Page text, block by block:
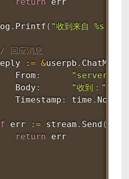
. Printf ( "收到来自 %s 的
回应消息
:= &userpb .
From
: "server"
Body
: "收到："
Timestamp
: time . Now
err := stream . Send (
return err